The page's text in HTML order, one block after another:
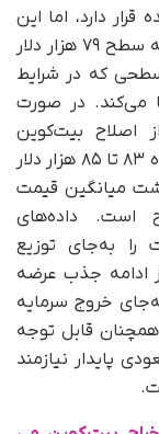
دارد، اما این
سناریو تنها در صورتی معتبر باقی می‌ماند که سطح ۷۹ هزار دلار
که در شرایط
می‌کند. در صورت
اصلاح بیت‌کوین
همچنان دست‌نخورده باقی می‌ماند و محدوده ۸۳ تا ۸۵ هزار دلار
میانگین قیمت
است. داده‌های
را به‌جای توزیع
ادامه جذب عرضه
خروج سرمایه
قابل‌ توجه
پایدار نیازمند